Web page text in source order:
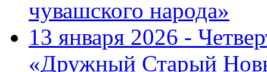
чувашского народа»
13 января 2026 -
«Дружный Старый